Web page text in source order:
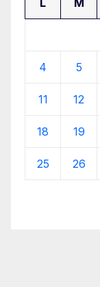
4 5
11 12
18 19
25 26